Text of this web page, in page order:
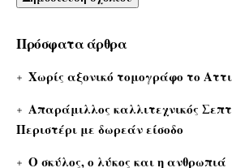
Πρόσφατα άρθρα
Χωρίς αξονικό τομογράφο το
Απαράμιλλος καλλιτεχνικός
Περιστέρι με δωρεάν είσοδο
Ο σκύλος, ο λύκος και η ανθρωπιά